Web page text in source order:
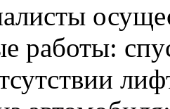
работы: